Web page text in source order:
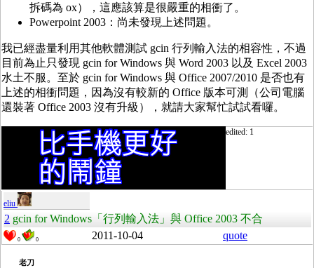
拆碼為 ox），這應該算是很嚴重的相衝了。
Powerpoint 2003：尚未發現上述問題。
我已經盡量利用其他軟體測試 gcin 行列輸入法的相容性，不過
目前為止只發現 gcin for Windows 與 Word 2003 以及 Excel 2003
水土不服。至於 gcin for Windows 與 Office 2007/2010 是否也有
上述的相衝問題，因為沒有較新的 Office 版本可測（公司電腦
還裝著 Office 2003 沒有升級），就請大家幫忙試試看囉。
edited: 1
eliu
2 gcin for Windows「行列輸入法」與 Office 2003 不合
0 0 2011-10-04 quote
老刀